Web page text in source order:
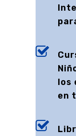
los
en